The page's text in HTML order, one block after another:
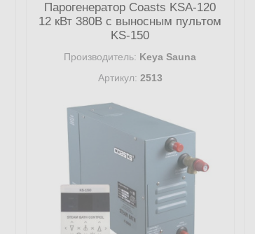
Парогенератор Coasts KSA-120
12 кВт 380В с выносным пультом
KS-150
Производитель: Keya Sauna
Артикул: 2513